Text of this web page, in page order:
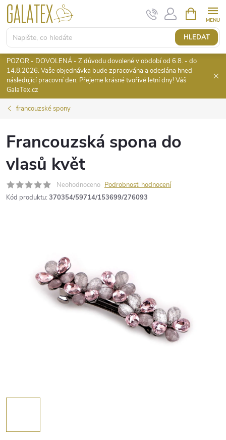
Přejít
obsah
HLEDAT
NÁKUPNÍ
KOŠÍK
POZOR - DOVOLENÁ - Z důvodu dovolené v období od 6.8. - do
14.8.2026. Vaše objednávka bude zpracována a odeslána hned
následující pracovní den. Přejeme krásné tvořivé letní dny! Váš
GalaTex.cz
francouzské spony
Francouzská spona do
vlasů květ
Neohodnoceno Podrobnosti hodnocení
Kód produktu: 370354/59714/153699/276093